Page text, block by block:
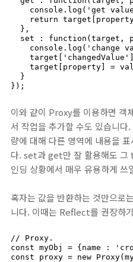
});
이와 같이 Proxy를 이용하면 객
서 작업을 추가할 수도 있습니
량에 대해 다른 영역에 내용을
다. set과 get만 잘 활용해도
인딩 상황에서 매우 유용하게 쓰
혹자는 값을 반환하는 것만으로
니다. 이때는 Reflect를 권장하
// Proxy.
const myObj = {name :
const proxy = new